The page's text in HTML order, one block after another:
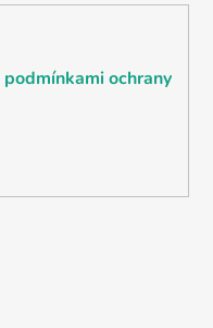
podmínkami ochrany